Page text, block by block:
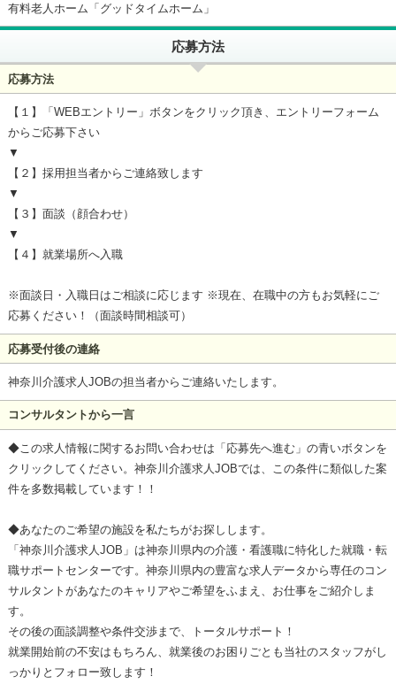
有料老人ホーム「グッドタイムホーム」
応募方法
応募方法
【１】「WEBエントリー」ボタンをクリック頂き、エントリーフォーム
からご応募下さい
▼
【２】採用担当者からご連絡致します
▼
【３】面談（顔合わせ）
▼
【４】就業場所へ入職
※面談日・入職日はご相談に応じます ※現在、在職中の方もお気軽にご
応募ください！（面談時間相談可）
応募受付後の連絡
神奈川介護求人JOBの担当者からご連絡いたします。
コンサルタントから一言
◆この求人情報に関するお問い合わせは「応募先へ進む」の青いボタンを
クリックしてください。神奈川介護求人JOBでは、この条件に類似した案
件を多数掲載しています！！
◆あなたのご希望の施設を私たちがお探しします。
「神奈川介護求人JOB」は神奈川県内の介護・看護職に特化した就職・転
職サポートセンターです。神奈川県内の豊富な求人データから専任のコン
サルタントがあなたのキャリアやご希望をふまえ、お仕事をご紹介しま
す。
その後の面談調整や条件交渉まで、トータルサポート！
就業開始前の不安はもちろん、就業後のお困りごとも当社のスタッフがし
っかりとフォロー致します！